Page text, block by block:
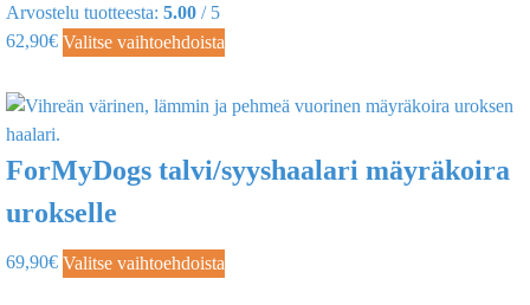
Arvostelu tuotteesta: 5.00 / 5
62,90€ Valitse vaihtoehdoista
ForMyDogs talvi/syyshaalari mäyräkoira
urokselle
69,90€ Valitse vaihtoehdoista